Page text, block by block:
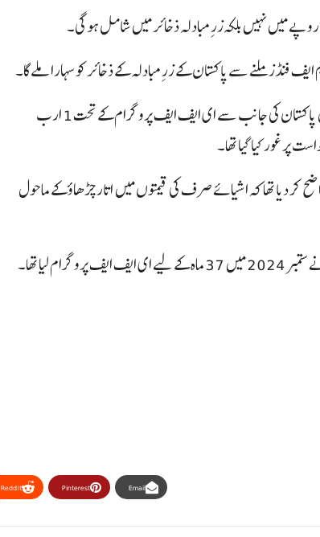
واشنگٹن ڈی سی میں گزشتہ جمعے کو آئی ایم ایف کے ایگزیکٹیو بورڈ کا اجلاس منعقد ہوا تھا جس میں پاکستان کی جانب سے ای ایف ایف پروگرام کے تحت 1 ارب
ایف نے واضح کر دیا تھا کہ اشیائے صرف کی قیمتوں میں اتار چڑھاؤ کے ماحول
ReddIt Pinterest Email